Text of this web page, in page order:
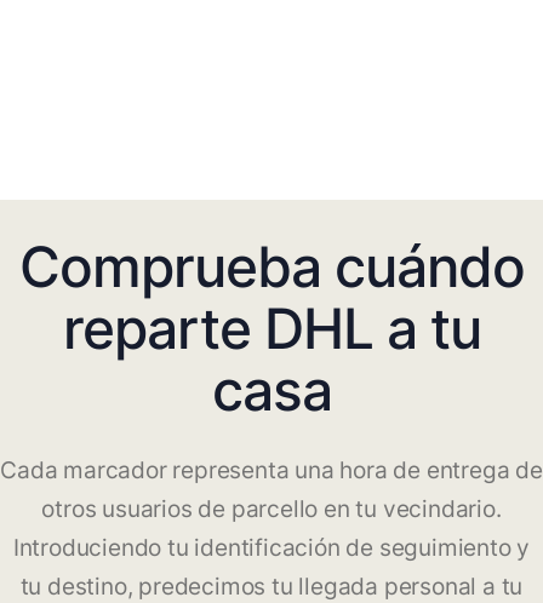
Comprueba cuándo
reparte DHL a tu
casa
Cada marcador representa una hora de entrega de
otros usuarios de parcello en tu vecindario.
Introduciendo tu identificación de seguimiento y
tu destino, predecimos tu llegada personal a tu